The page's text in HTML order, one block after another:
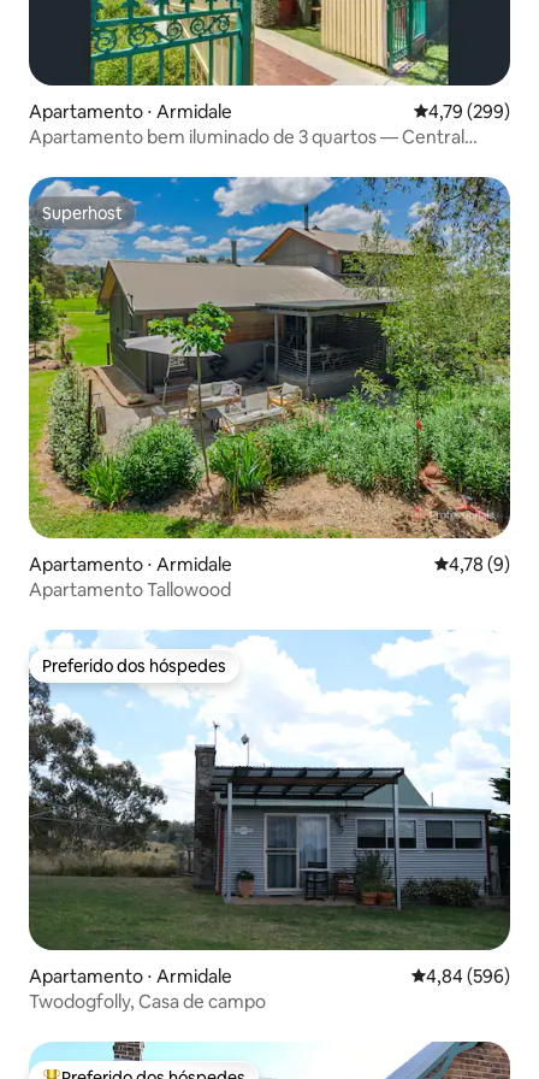
Apartamento ⋅ Armidale 4,79 de uma
4,79 (299)
Apartamento bem iluminado de 3 quartos — Central
Superhost
Superhost
Apartamento ⋅ Armidale 4,78 de
4,78 (9)
Apartamento Tallowood
Preferido dos hóspedes
Preferido dos hóspedes
Apartamento ⋅ Armidale 4,84 de uma
4,84 (596)
Twodogfolly, Casa de campo